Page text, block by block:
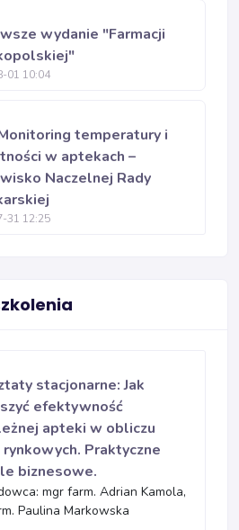
wydanie "Farmacji
01 10:04
temperatury i
w aptekach –
Naczelnej Rady
31 12:25
stacjonarne: Jak
efektywność
apteki w obliczu
rynkowych. Praktyczne
biznesowe.
mgr farm. Adrian Kamola,
Paulina Markowska